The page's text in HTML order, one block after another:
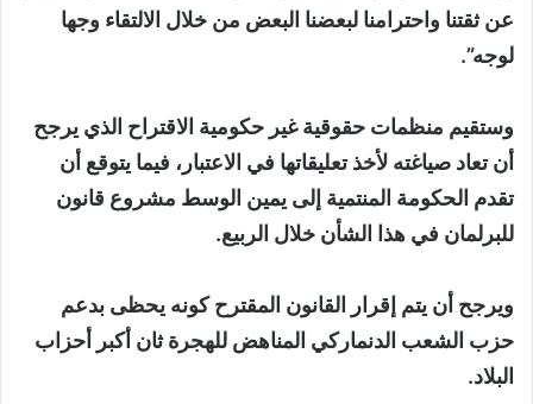
عن ثقتنا واحترامنا لبعضنا البعض من خلال الالتقاء وجها
لوجه”.
وستقيم منظمات حقوقية غير حكومية الاقتراح الذي يرجح
أن تعاد صياغته لأخذ تعليقاتها في الاعتبار، فيما يتوقع أن
تقدم الحكومة المنتمية إلى يمين الوسط مشروع قانون
للبرلمان في هذا الشأن خلال الربيع.
ويرجح أن يتم إقرار القانون المقترح كونه يحظى بدعم
حزب الشعب الدنماركي المناهض للهجرة ثان أكبر أحزاب
البلاد.